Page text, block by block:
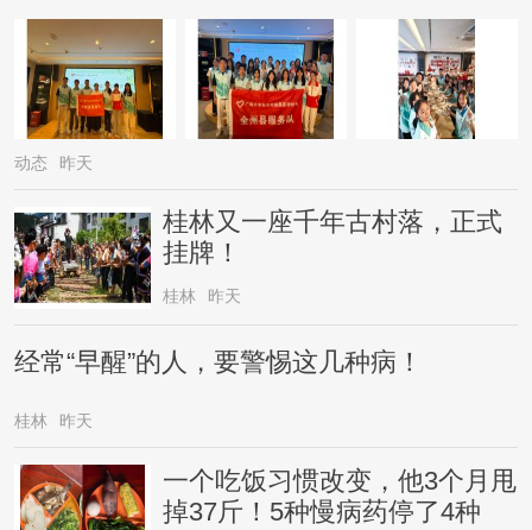
动态 昨天
桂林又一座千年古村落，正式
挂牌！
桂林 昨天
经常“早醒”的人，要警惕这几种病！
桂林 昨天
一个吃饭习惯改变，他3个月甩
掉37斤！5种慢病药停了4种